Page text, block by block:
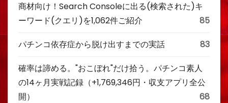
商材向け！Search Consoleに出る(検索された)キ
ーワード(クエリ)を1,062件ご紹介
85
パチンコ依存症から脱け出すまでの実話 83
確率は諦める。"おこぼれ"だけ拾う。パチンコ素人
の14ヶ月実戦記録（+1,769,346円・収支アプリ全公
開）
68